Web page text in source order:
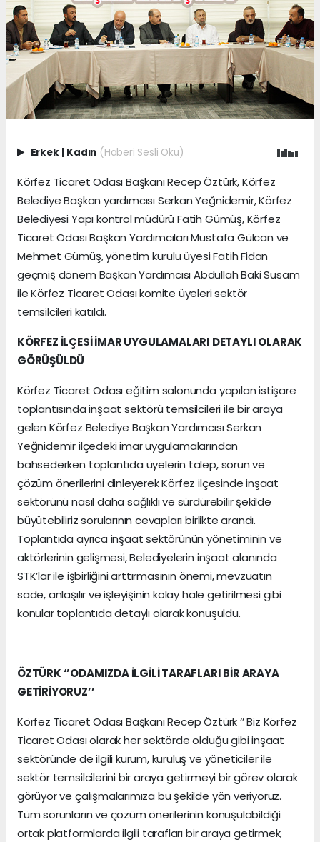
Erkek | Kadın (Haberi Sesli Oku)
Körfez Ticaret Odası Başkanı Recep Öztürk, Körfez
Belediye Başkan yardımcısı Serkan Yeğnidemir, Körfez
Belediyesi Yapı kontrol müdürü Fatih Gümüş, Körfez
Ticaret Odası Başkan Yardımcıları Mustafa Gülcan ve
Mehmet Gümüş, yönetim kurulu üyesi Fatih Fidan
geçmiş dönem Başkan Yardımcısı Abdullah Baki Susam
ile Körfez Ticaret Odası komite üyeleri sektör
temsilcileri katıldı.
KÖRFEZ İLÇESİ İMAR UYGULAMALARI DETAYLI OLARAK
GÖRÜŞÜLDÜ
Körfez Ticaret Odası eğitim salonunda yapılan istişare
toplantısında inşaat sektörü temsilcileri ile bir araya
gelen Körfez Belediye Başkan Yardımcısı Serkan
Yeğnidemir ilçedeki imar uygulamalarından
bahsederken toplantıda üyelerin talep, sorun ve
çözüm önerilerini dinleyerek Körfez ilçesinde inşaat
sektörünü nasıl daha sağlıklı ve sürdürebilir şekilde
büyütebiliriz sorularının cevapları birlikte arandı.
Toplantıda ayrıca inşaat sektörünün yönetiminin ve
aktörlerinin gelişmesi, Belediyelerin inşaat alanında
STK’lar ile işbirliğini arttırmasının önemi, mevzuatın
sade, anlaşılır ve işleyişinin kolay hale getirilmesi gibi
konular toplantıda detaylı olarak konuşuldu.
ÖZTÜRK ‘’ODAMIZDA İLGİLİ TARAFLARI BİR ARAYA
GETİRİYORUZ’’
Körfez Ticaret Odası Başkanı Recep Öztürk ‘’ Biz Körfez
Ticaret Odası olarak her sektörde olduğu gibi inşaat
sektöründe de ilgili kurum, kuruluş ve yöneticiler ile
sektör temsilcilerini bir araya getirmeyi bir görev olarak
görüyor ve çalışmalarımıza bu şekilde yön veriyoruz.
Tüm sorunların ve çözüm önerilerinin konuşulabildiği
ortak platformlarda ilgili tarafları bir araya getirmek,